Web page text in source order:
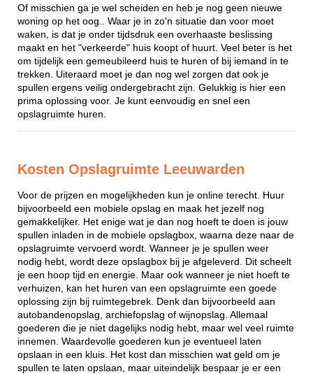
Of misschien ga je wel scheiden en heb je nog geen nieuwe
woning op het oog.. Waar je in zo'n situatie dan voor moet
waken, is dat je onder tijdsdruk een overhaaste beslissing
maakt en het "verkeerde" huis koopt of huurt. Veel beter is het
om tijdelijk een gemeubileerd huis te huren of bij iemand in te
trekken. Uiteraard moet je dan nog wel zorgen dat ook je
spullen ergens veilig ondergebracht zijn. Gelukkig is hier een
prima oplossing voor. Je kunt eenvoudig en snel een
opslagruimte huren.
Kosten Opslagruimte Leeuwarden
Voor de prijzen en mogelijkheden kun je online terecht. Huur
bijvoorbeeld een mobiele opslag en maak het jezelf nog
gemakkelijker. Het enige wat je dan nog hoeft te doen is jouw
spullen inladen in de mobiele opslagbox, waarna deze naar de
opslagruimte vervoerd wordt. Wanneer je je spullen weer
nodig hebt, wordt deze opslagbox bij je afgeleverd. Dit scheelt
je een hoop tijd en energie. Maar ook wanneer je niet hoeft te
verhuizen, kan het huren van een opslagruimte een goede
oplossing zijn bij ruimtegebrek. Denk dan bijvoorbeeld aan
autobandenopslag, archiefopslag of wijnopslag. Allemaal
goederen die je niet dagelijks nodig hebt, maar wel veel ruimte
innemen. Waardevolle goederen kun je eventueel laten
opslaan in een kluis. Het kost dan misschien wat geld om je
spullen te laten opslaan, maar uiteindelijk bespaar je er een